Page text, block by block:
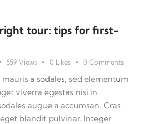
tour: tips for first-
559 Views 0 Likes 0 Comments
a sodales, sed elementum
viverra egestas nisi in
augue a accumsan. Cras
blandit pulvinar. Integer